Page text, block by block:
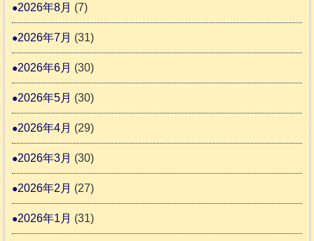
告
か
す
度
本
物
推
2026年8月 (7)
2026年7月 (31)
2026年6月 (30)
2026年5月 (30)
2026年4月 (29)
2026年3月 (30)
2026年2月 (27)
2026年1月 (31)